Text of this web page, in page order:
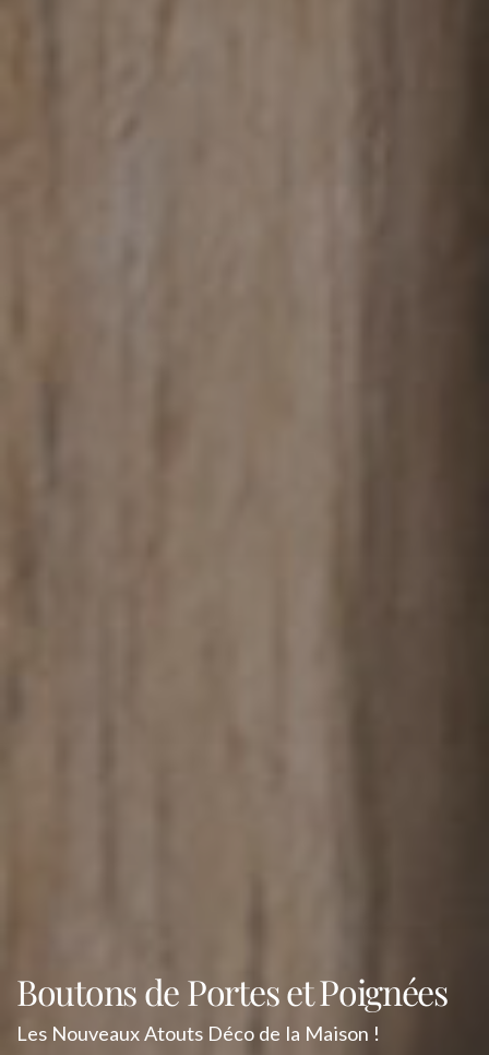
Boutons de Portes et Poignées
Les Nouveaux Atouts Déco de la Maison !